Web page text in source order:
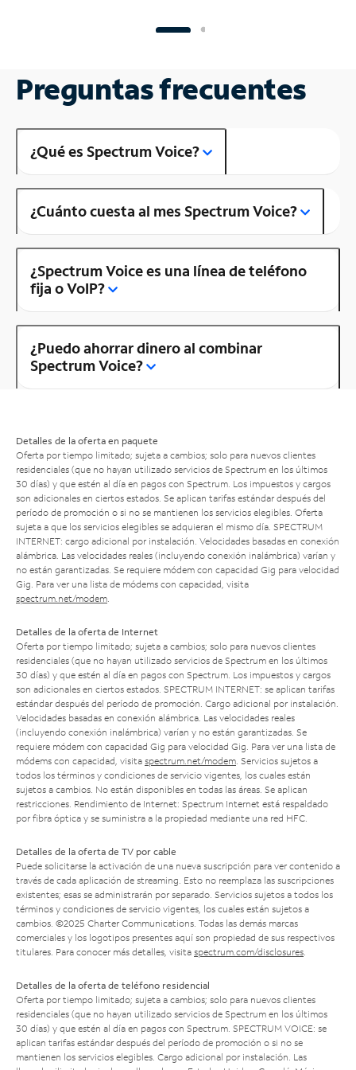
Preguntas frecuentes
¿Qué es Spectrum Voice?
¿Cuánto cuesta al mes Spectrum Voice?
¿Spectrum Voice es una línea de teléfono
fija o VoIP?
¿Puedo ahorrar dinero al combinar
Spectrum Voice?
Detalles de la oferta en paquete
Oferta por tiempo limitado; sujeta a cambios; solo para nuevos clientes
residenciales (que no hayan utilizado servicios de Spectrum en los últimos
30 días) y que estén al día en pagos con Spectrum. Los impuestos y cargos
son adicionales en ciertos estados. Se aplican tarifas estándar después del
período de promoción o si no se mantienen los servicios elegibles. Oferta
sujeta a que los servicios elegibles se adquieran el mismo día. SPECTRUM
INTERNET: cargo adicional por instalación. Velocidades basadas en conexión
alámbrica. Las velocidades reales (incluyendo conexión inalámbrica) varían y
no están garantizadas. Se requiere módem con capacidad Gig para velocidad
Gig. Para ver una lista de módems con capacidad, visita
spectrum.net/modem
Detalles de la oferta de Internet
Oferta por tiempo limitado; sujeta a cambios; solo para nuevos clientes
residenciales (que no hayan utilizado servicios de Spectrum en los últimos
30 días) y que estén al día en pagos con Spectrum. Los impuestos y cargos
son adicionales en ciertos estados. SPECTRUM INTERNET: se aplican tarifas
estándar después del período de promoción. Cargo adicional por instalación.
Velocidades basadas en conexión alámbrica. Las velocidades reales
(incluyendo conexión inalámbrica) varían y no están garantizadas. Se
requiere módem con capacidad Gig para velocidad Gig. Para ver una lista de
módems con capacidad, visita spectrum.net/modem . Servicios sujetos a
todos los términos y condiciones de servicio vigentes, los cuales están
sujetos a cambios. No están disponibles en todas las áreas. Se aplican
restricciones. Rendimiento de Internet: Spectrum Internet está respaldado
por fibra óptica y se suministra a la propiedad mediante una red HFC.
Detalles de la oferta de TV por cable
Puede solicitarse la activación de una nueva suscripción para ver contenido a
través de cada aplicación de streaming. Esto no reemplaza las suscripciones
existentes; esas se administrarán por separado. Servicios sujetos a todos los
términos y condiciones de servicio vigentes, los cuales están sujetos a
cambios. ©2025 Charter Communications. Todas las demás marcas
comerciales y los logotipos presentes aquí son propiedad de sus respectivos
titulares. Para conocer más detalles, visita spectrum.com/disclosures
Detalles de la oferta de teléfono residencial
Oferta por tiempo limitado; sujeta a cambios; solo para nuevos clientes
residenciales (que no hayan utilizado servicios de Spectrum en los últimos
30 días) y que estén al día en pagos con Spectrum. SPECTRUM VOICE: se
aplican tarifas estándar después del período de promoción o si no se
mantienen los servicios elegibles. Cargo adicional por instalación. Las